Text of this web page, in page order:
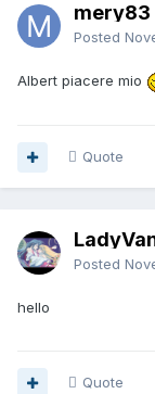
mery83
Posted
Albert piacere mio
Quote
Posted
hello
Quote